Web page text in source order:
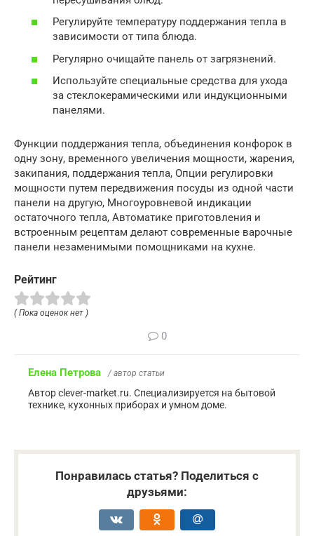
Регулируйте температуру поддержания тепла в
зависимости от типа блюда.
Регулярно очищайте панель от загрязнений.
Используйте специальные средства для ухода
за стеклокерамическими или индукционными
панелями.
Функции поддержания тепла, объединения конфорок в
одну зону, временного увеличения мощности, жарения,
закипания, поддержания тепла, Опции регулировки
мощности путем передвижения посуды из одной части
панели на другую, Многоуровневой индикации
остаточного тепла, Автоматике приготовления и
встроенным рецептам делают современные варочные
панели незаменимыми помощниками на кухне.
Рейтинг
( Пока оценок нет )
0
Елена Петрова / автор статьи
Автор clever-market.ru. Специализируется на бытовой
технике, кухонных приборах и умном доме.
Понравилась статья? Поделиться с
друзьями: